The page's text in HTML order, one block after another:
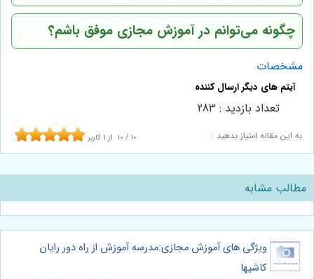
چگونه می‌توانم در آموزش مجازی موفق باشم؟
مشخصات
به این مقاله امتیاز بدهید : 10 / 10 از 1 کاربر
تعداد بازدید : 283
مطالب مشابه
ویژگی های آموزش مجازی:مدرسه آموزش از راه دور رایان
کاشیها